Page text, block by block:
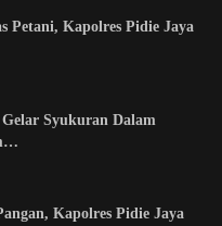
Petani, Kapolres Pidie Jaya
Syukuran Dalam
Kapolres Pidie Jaya